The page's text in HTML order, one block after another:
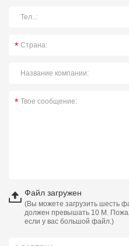
Файл загружен
(Вы можете загрузить шесть
должен превышать 10 М.
если у вас большой файл.)